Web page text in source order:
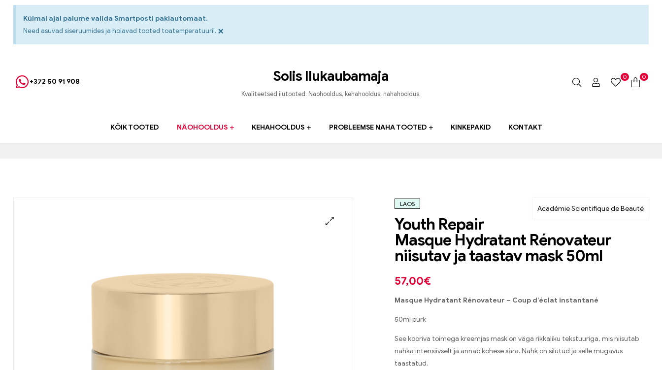
Külmal ajal palume valida Smartposti pakiautomaat.
Need asuvad siseruumides ja hoiavad tooted toatemperatuuril. ×
+372 50 91 908 Solis Ilukaubamaja
Kvaliteetsed ilutooted. Näohooldus, kehahooldus, nahahooldus.
0 0
KÕIK TOOTED NÄOHOOLDUS KEHAHOOLDUS PROBLEEMSE NAHA TOOTED KINKEPAKID KONTAKT
Académie Scientifique de Beauté
LAOS
Youth Repair
Masque Hydratant Rénovateur
niisutav ja taastav mask 50ml
57,00€
Masque Hydratant Rénovateur – Coup d’éclat instantané
50ml purk
See kooriva toimega kreemjas mask on väga rikkaliku tekstuuriga, mis niisutab
nahka intensiivselt ja annab kohese sära. Nahk on silutud ja selle mugavus
taastatud.